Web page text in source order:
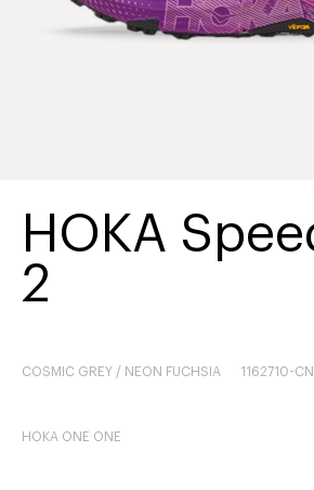
HOKA
2
COSMIC GREY / NEON FUCHSIA 1162710-
HOKA ONE ONE